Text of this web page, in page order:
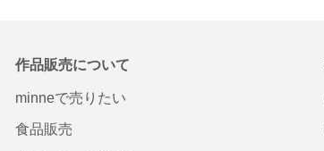
作品販売について
minneで売りたい
食品販売